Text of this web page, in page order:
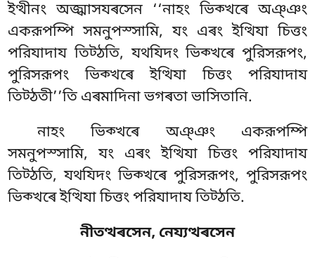
ইত্থীনং অজ্ঝাসযৰসেন ‘‘নাহং ভিক্খৰে অঞ্ঞং
একরূপম্পি সমনুপস্সামি, যং এৰং ইত্থিযা চিত্তং
পরিযাদায তিট্ঠতি, যথযিদং ভিক্খৰে পুরিসরূপং,
পুরিসরূপং ভিক্খৰে ইত্থিযা চিত্তং পরিযাদায
তিট্ঠতী’’তি এৰমাদিনা ভগৰতা ভাসিতানি.
নাহং ভিক্খৰে অঞ্ঞং একরূপম্পি
সমনুপস্সামি, যং এৰং ইত্থিযা চিত্তং পরিযাদায
তিট্ঠতি, যথযিদং ভিক্খৰে পুরিসরূপং, পুরিসরূপং
ভিক্খৰে ইত্থিযা চিত্তং পরিযাদায তিট্ঠতি.
নীতত্থৰসেন, নেয্যত্থৰসেন